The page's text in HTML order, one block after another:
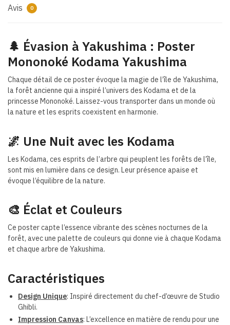
Avis 0
🌲 Évasion à Yakushima : Poster
Mononoké Kodama Yakushima
Chaque détail de ce poster évoque la magie de l’île de Yakushima,
la forêt ancienne qui a inspiré l’univers des Kodama et de la
princesse Mononoké. Laissez-vous transporter dans un monde où
la nature et les esprits coexistent en harmonie.
🌌 Une Nuit avec les Kodama
Les Kodama, ces esprits de l’arbre qui peuplent les forêts de l’île,
sont mis en lumière dans ce design. Leur présence apaise et
évoque l’équilibre de la nature.
🎨 Éclat et Couleurs
Ce poster capte l’essence vibrante des scènes nocturnes de la
forêt, avec une palette de couleurs qui donne vie à chaque Kodama
et chaque arbre de Yakushima.
Caractéristiques
Design Unique: Inspiré directement du chef-d’œuvre de Studio
Ghibli.
Impression Canvas: L’excellence en matière de rendu pour une